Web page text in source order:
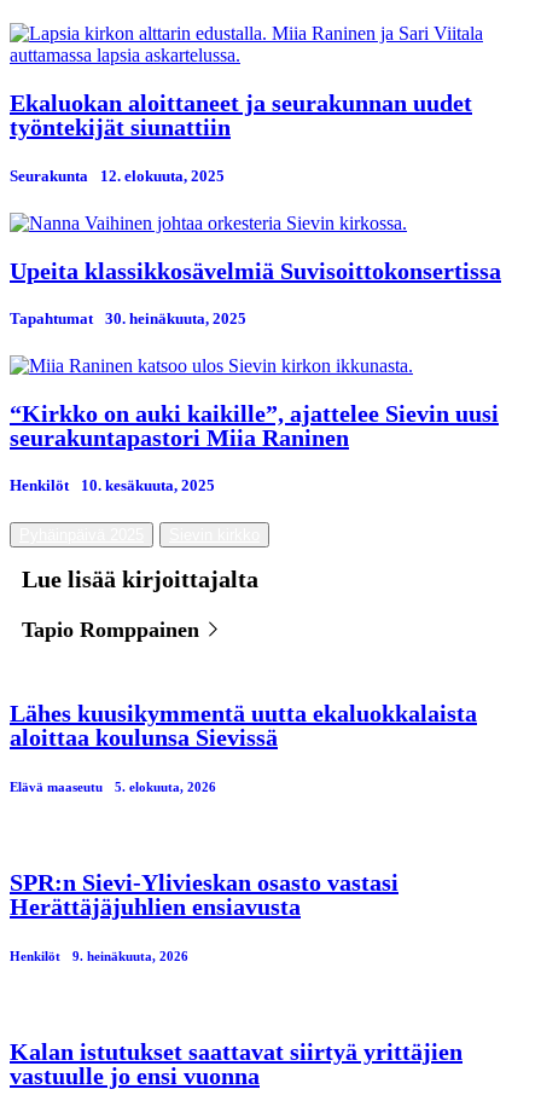
Ekaluokan aloittaneet ja seurakunnan uudet
työntekijät siunattiin
Seurakunta 12. elokuuta, 2025
Upeita klassikkosävelmiä Suvisoittokonsertissa
Tapahtumat 30. heinäkuuta, 2025
“Kirkko on auki kaikille”, ajattelee Sievin uusi
seurakuntapastori Miia Raninen
Henkilöt 10. kesäkuuta, 2025
Lue lisää kirjoittajalta
Tapio Romppainen
Lähes kuusikymmentä uutta ekaluokkalaista
aloittaa koulunsa Sievissä
Elävä maaseutu 5. elokuuta, 2026
SPR:n Sievi-Ylivieskan osasto vastasi
Herättäjäjuhlien ensiavusta
Henkilöt 9. heinäkuuta, 2026
Kalan istutukset saattavat siirtyä yrittäjien
vastuulle jo ensi vuonna